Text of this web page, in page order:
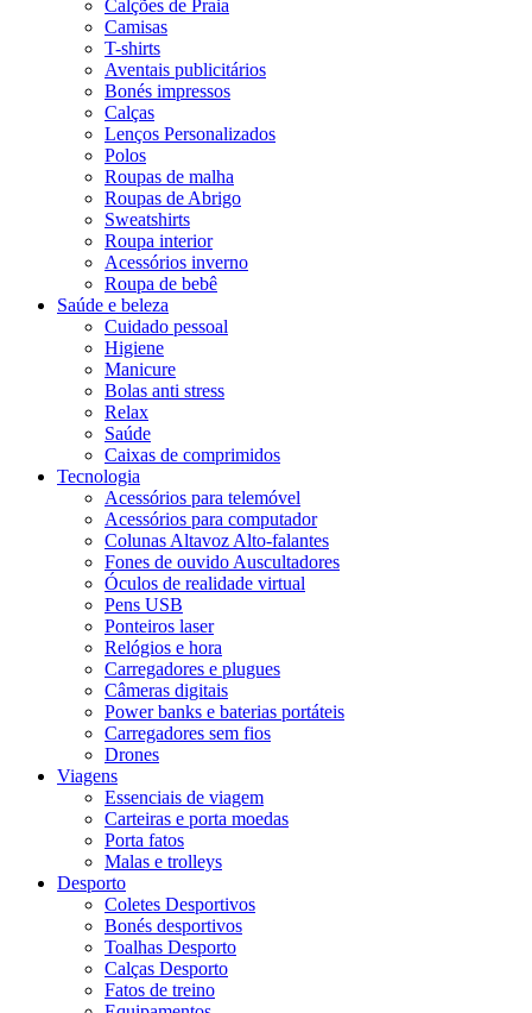
Calções de Praia
Camisas
T-shirts
Aventais publicitários
Bonés impressos
Calças
Lenços Personalizados
Polos
Roupas de malha
Roupas de Abrigo
Sweatshirts
Roupa interior
Acessórios inverno
Roupa de bebê
Saúde e beleza
Cuidado pessoal
Higiene
Manicure
Bolas anti stress
Relax
Saúde
Caixas de comprimidos
Tecnologia
Acessórios para telemóvel
Acessórios para computador
Colunas Altavoz Alto-falantes
Fones de ouvido Auscultadores
Óculos de realidade virtual
Pens USB
Ponteiros laser
Relógios e hora
Carregadores e plugues
Câmeras digitais
Power banks e baterias portáteis
Carregadores sem fios
Drones
Viagens
Essenciais de viagem
Carteiras e porta moedas
Porta fatos
Malas e trolleys
Desporto
Coletes Desportivos
Bonés desportivos
Toalhas Desporto
Calças Desporto
Fatos de treino